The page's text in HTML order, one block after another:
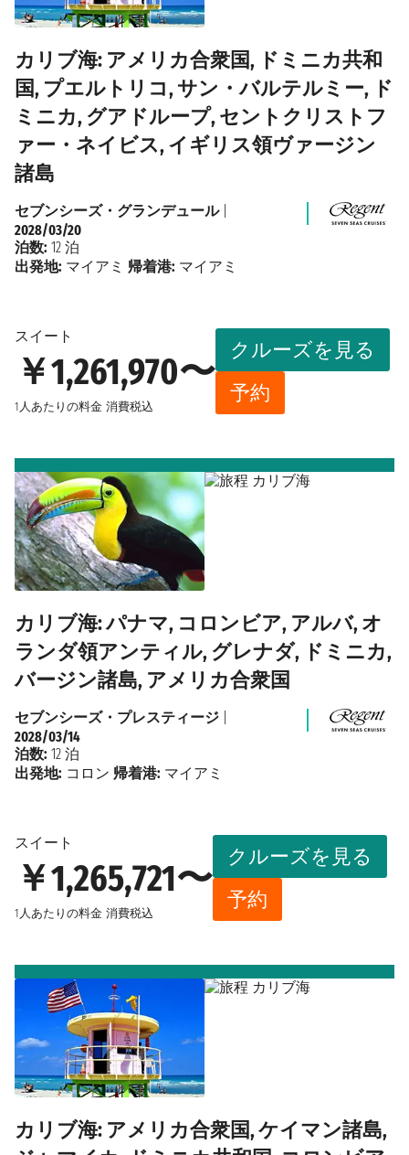
カリブ海: アメリカ合衆国, ドミニカ共和
国, プエルトリコ, サン・バルテルミー, ド
ミニカ, グアドループ, セントクリストフ
ァー・ネイビス, イギリス領ヴァージン
諸島
スイート
￥1,261,970〜
1人あたりの料金 消費税込
クルーズを見る
予約
セブンシーズ・グランデュール|
2028/03/20
泊数: 12 泊
出発地: マイアミ 帰着港: マイアミ
カリブ海: パナマ, コロンビア, アルバ, オ
ランダ領アンティル, グレナダ, ドミニカ,
バージン諸島, アメリカ合衆国
スイート
￥1,265,721〜
1人あたりの料金 消費税込
クルーズを見る
予約
セブンシーズ・プレスティージ
2028/03/14
泊数: 12 泊
出発地: コロン 帰着港: マイアミ
カリブ海: アメリカ合衆国, ケイマン諸島,